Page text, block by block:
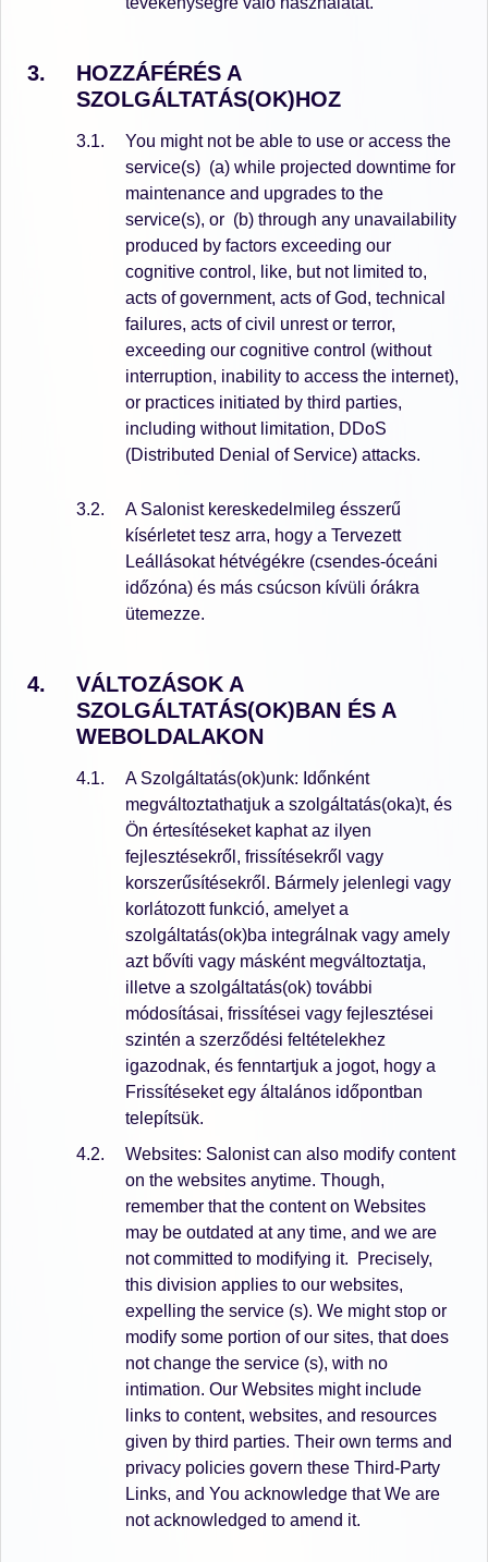
HOZZÁFÉRÉS A
SZOLGÁLTATÁS(OK)HOZ
You might not be able to use or access the
service(s) (a) while projected downtime for
maintenance and upgrades to the
service(s), or (b) through any unavailability
produced by factors exceeding our
cognitive control, like, but not limited to,
acts of government, acts of God, technical
failures, acts of civil unrest or terror,
exceeding our cognitive control (without
interruption, inability to access the internet),
or practices initiated by third parties,
including without limitation, DDoS
(Distributed Denial of Service) attacks.
A Salonist kereskedelmileg ésszerű
kísérletet tesz arra, hogy a Tervezett
Leállásokat hétvégékre (csendes-óceáni
időzóna) és más csúcson kívüli órákra
ütemezze.
VÁLTOZÁSOK A
SZOLGÁLTATÁS(OK)BAN ÉS A
WEBOLDALAKON
A Szolgáltatás(ok)unk: Időnként
megváltoztathatjuk a szolgáltatás(oka)t, és
Ön értesítéseket kaphat az ilyen
fejlesztésekről, frissítésekről vagy
korszerűsítésekről. Bármely jelenlegi vagy
korlátozott funkció, amelyet a
szolgáltatás(ok)ba integrálnak vagy amely
azt bővíti vagy másként megváltoztatja,
illetve a szolgáltatás(ok) további
módosításai, frissítései vagy fejlesztései
szintén a szerződési feltételekhez
igazodnak, és fenntartjuk a jogot, hogy a
Frissítéseket egy általános időpontban
telepítsük.
Websites: Salonist can also modify content
on the websites anytime. Though,
remember that the content on Websites
may be outdated at any time, and we are
not committed to modifying it.
Precisely,
this division applies to our websites,
expelling the service (s). We might stop or
modify some portion of our sites, that does
not change the service (s), with no
intimation. Our Websites might include
links to content, websites, and resources
given by third parties. Their own terms and
privacy policies govern these Third-Party
Links, and You acknowledge that We are
not acknowledged to amend it.